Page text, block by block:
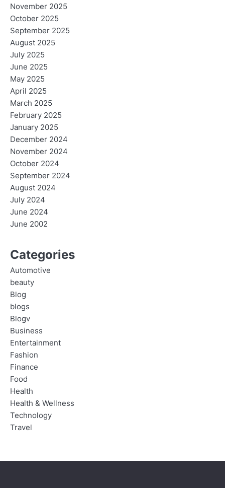
November 2025
October 2025
September 2025
August 2025
July 2025
June 2025
May 2025
April 2025
March 2025
February 2025
January 2025
December 2024
November 2024
October 2024
September 2024
August 2024
July 2024
June 2024
June 2002
Categories
Automotive
beauty
Blog
blogs
Blogv
Business
Entertainment
Fashion
Finance
Food
Health
Health & Wellness
Technology
Travel